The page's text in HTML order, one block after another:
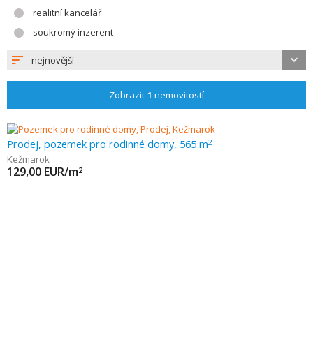
realitní kancelář
soukromý inzerent
nejnovější
Zobrazit 1 nemovitostí
Prodej, pozemek pro rodinné domy, 565 m2
Kežmarok
129,00 EUR/m2